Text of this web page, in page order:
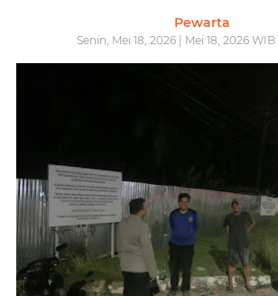
Pewarta
Senin, Mei 18, 2026 | Mei 18, 2026 WIB |